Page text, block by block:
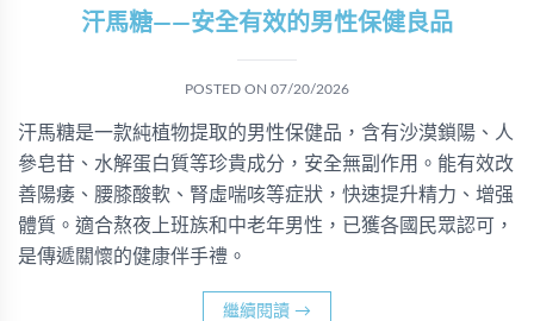
汗馬糖——安全有效的男性保健良品
POSTED ON 07/20/2026
汗馬糖是一款純植物提取的男性保健品，含有沙漠鎖陽、人
參皂苷、水解蛋白質等珍貴成分，安全無副作用。能有效改
善陽痿、腰膝酸軟、腎虛喘咳等症狀，快速提升精力、增强
體質。適合熬夜上班族和中老年男性，已獲各國民眾認可，
是傳遞關懷的健康伴手禮。
繼續閱讀 →